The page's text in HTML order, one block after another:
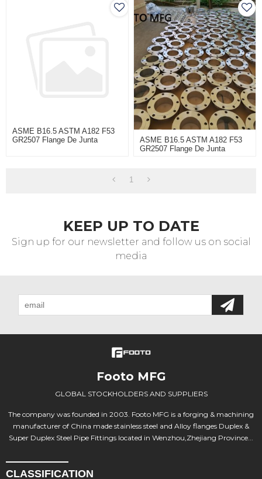
ASME B16.5 ASTM A182 F53
GR2507 Flange De Junta
ASME B16.5 ASTM A182 F53
GR2507 Flange De Junta
1
KEEP UP TO DATE
Sign up for our newsletter and follow us on social
media
Footo MFG
GLOBAL STOCKHOLDERS AND SUPPLIERS
The company was founded in 2003. Footo MFG is a forging & machining
manufacturer of China made stainless steel and Alloy flanges Duplex &
Super Duplex Steel Pipe Fittings located in Wenzhou,Zhejiang Province...
CLASSIFICATION